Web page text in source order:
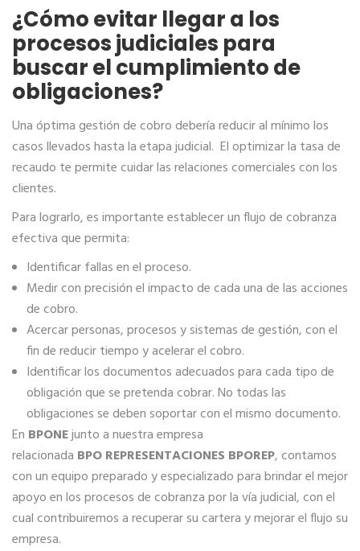
¿Cómo evitar llegar a los
procesos judiciales para
buscar el cumplimiento de
obligaciones?
Una óptima gestión de cobro debería reducir al mínimo los
casos llevados hasta la etapa judicial. El optimizar la tasa de
recaudo te permite cuidar las relaciones comerciales con los
clientes.
Para lograrlo, es importante establecer un flujo de cobranza
efectiva que permita:
Identificar fallas en el proceso.
Medir con precisión el impacto de cada una de las acciones
de cobro.
Acercar personas, procesos y sistemas de gestión, con el
fin de reducir tiempo y acelerar el cobro.
Identificar los documentos adecuados para cada tipo de
obligación que se pretenda cobrar. No todas las
obligaciones se deben soportar con el mismo documento.
En BPONEjunto a nuestra empresa
relacionada BPOREPRESENTACIONES BPOREP, contamos
con un equipo preparado y especializado para brindar el mejor
apoyo en los procesos de cobranza por la vía judicial, con el
cual contribuiremos a recuperar su cartera y mejorar el flujo su
empresa.